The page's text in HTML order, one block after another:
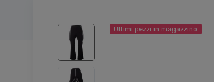
Ultimi pezzi in magazzino